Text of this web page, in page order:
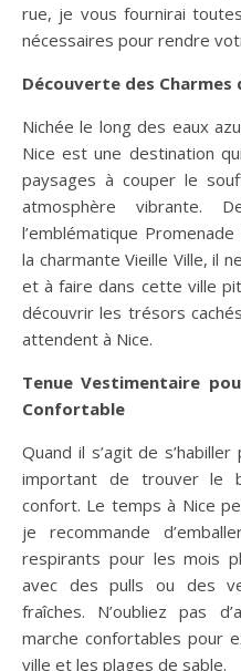
rue, je vous fournirai
nécessaires pour rendre
Découverte des Charmes
Nichée le long des eaux
Nice est une destination
paysages à couper le
atmosphère
l’emblématique
la charmante Vieille Ville, il
et à faire dans cette ville
découvrir les trésors
attendent à Nice.
Tenue Vestimentaire
Confortable
Quand il s’agit de
important de trouver le
confort. Le temps à Nice
je recommande
respirants pour les mois
avec des pulls ou des
fraîches. N’oubliez pas
marche confortables pour
ville et les plages de sable.